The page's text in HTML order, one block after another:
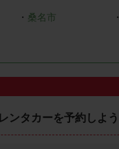
・ 桑名市 ・
レンタカーを予約しよう